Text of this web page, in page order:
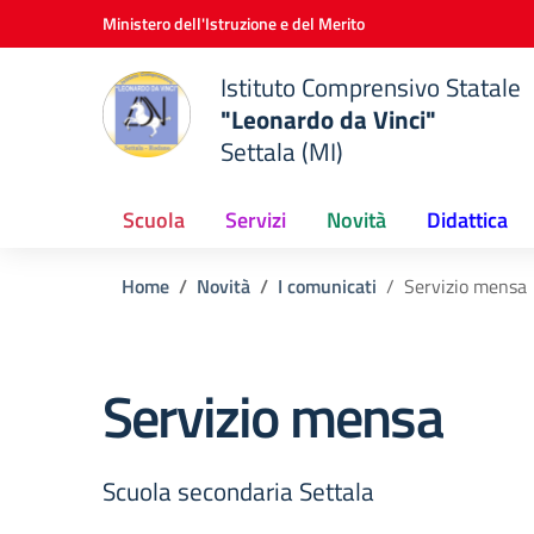
Vai ai contenuti
Vai al menu di navigazioneMinistero dell'Istruzione e del Merito
Istituto Comprensivo Statale
"Leonardo da Vinci"
Settala (MI)
Scuola Servizi Novità Didattica
Home Novità I comunicati Servizio mensa
Servizio mensa
Scuola secondaria Settala